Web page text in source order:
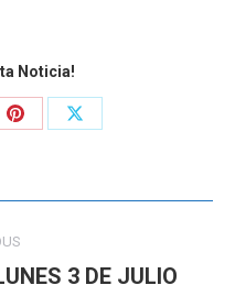
Noticia!
Share
Share
3 DE JULIO